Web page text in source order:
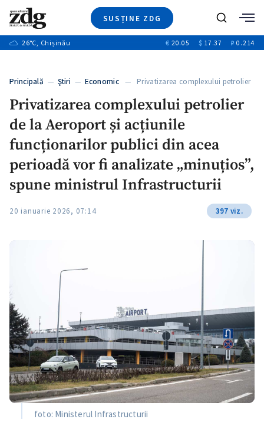
SUSȚINE ZDG
Ştiri
+9
Video
Special
+1
Blog
Caută
26°C, Chișinău € 20.05 $ 17.37 ₽ 0.214
Principală — Ştiri — Economic— Privatizarea complexului petrolier
Privatizarea complexului petrolier
de la Aeroport și acțiunile
funcționarilor publici din acea
perioadă vor fi analizate „minuțios”,
spune ministrul Infrastructurii
20 ianuarie 2026, 07:14 397 viz.
foto: Ministerul Infrastructurii